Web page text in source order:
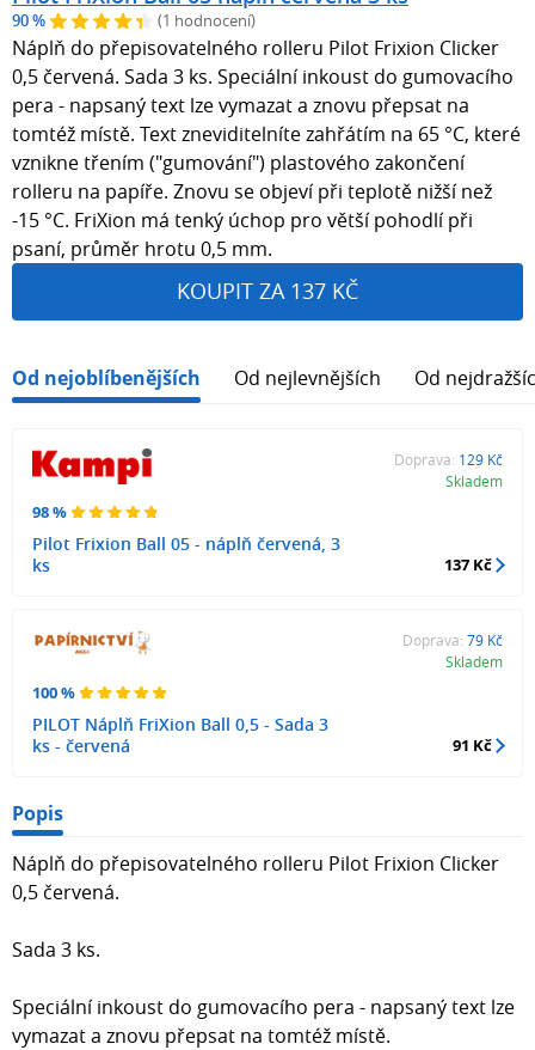
90 % (1 hodnocení)
Náplň do přepisovatelného rolleru Pilot Frixion Clicker
0,5 červená. Sada 3 ks. Speciální inkoust do gumovacího
pera - napsaný text lze vymazat a znovu přepsat na
tomtéž místě. Text zneviditelníte zahřátím na 65 °C, které
vznikne třením ("gumování") plastového zakončení
rolleru na papíře. Znovu se objeví při teplotě nižší než
-15 °C. FriXion má tenký úchop pro větší pohodlí při
psaní, průměr hrotu 0,5 mm.
KOUPIT ZA 137 KČ
Od nejoblíbenějších Od nejlevnějších Od
98 %
Pilot Frixion Ball 05 - náplň červená, 3
ks
Doprava: 129 Kč
Skladem
137 Kč
100 %
PILOT Náplň FriXion Ball 0,5 - Sada 3
ks - červená
Doprava: 79 Kč
Skladem
91 Kč
Popis
Náplň do přepisovatelného rolleru Pilot Frixion Clicker
0,5 červená.
Sada 3 ks.
Speciální inkoust do gumovacího pera - napsaný text lze
vymazat a znovu přepsat na tomtéž místě.